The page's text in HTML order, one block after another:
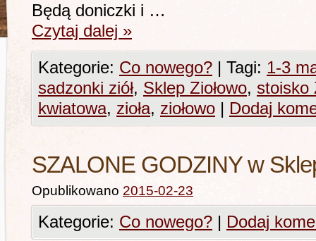
Będą doniczki i …
Czytaj dalej »
Kategorie: Co nowego? | Tagi: 1-3
sadzonki ziół, Sklep Ziołowo, stoisko
kwiatowa, zioła, ziołowo | Dodaj
SZALONE GODZINY w
Opublikowano 2015-02-23
Kategorie: Co nowego? | Dodaj